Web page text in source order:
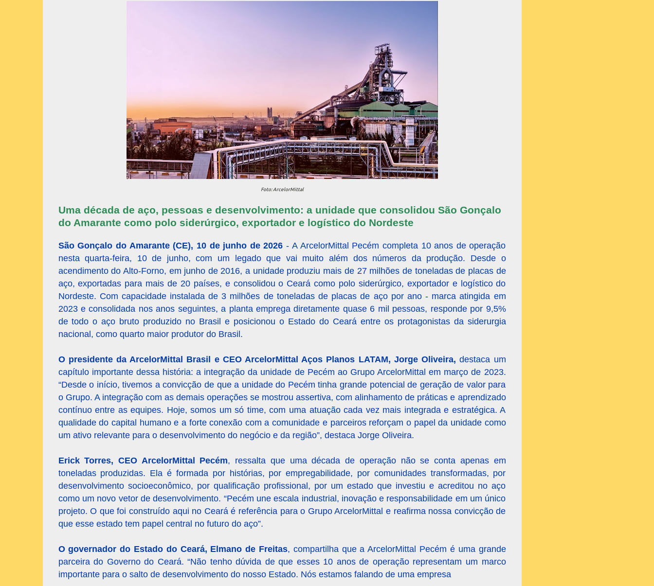
Foto: ArcelorMittal
Uma década de aço, pessoas e desenvolvimento: a unidade que consolidou São Gonçalo
do Amarante como polo siderúrgico, exportador e logístico do Nordeste
São Gonçalo do Amarante (CE), 10 de junho de 2026 - A ArcelorMittal Pecém completa 10 anos de operação
nesta quarta-feira, 10 de junho, com um legado que vai muito além dos números da produção. Desde o
acendimento do Alto-Forno, em junho de 2016, a unidade produziu mais de 27 milhões de toneladas de placas de
aço, exportadas para mais de 20 países, e consolidou o Ceará como polo siderúrgico, exportador e logístico do
Nordeste. Com capacidade instalada de 3 milhões de toneladas de placas de aço por ano - marca atingida em
2023 e consolidada nos anos seguintes, a planta emprega diretamente quase 6 mil pessoas, responde por 9,5%
de todo o aço bruto produzido no Brasil e posicionou o Estado do Ceará entre os protagonistas da siderurgia
nacional, como quarto maior produtor do Brasil.
O presidente da ArcelorMittal Brasil e CEO ArcelorMittal Aços Planos LATAM, Jorge Oliveira, destaca um
capítulo importante dessa história: a integração da unidade de Pecém ao Grupo ArcelorMittal em março de 2023.
“Desde o início, tivemos a convicção de que a unidade do Pecém tinha grande potencial de geração de valor para
o Grupo. A integração com as demais operações se mostrou assertiva, com alinhamento de práticas e aprendizado
contínuo entre as equipes. Hoje, somos um só time, com uma atuação cada vez mais integrada e estratégica. A
qualidade do capital humano e a forte conexão com a comunidade e parceiros reforçam o papel da unidade como
um ativo relevante para o desenvolvimento do negócio e da região”, destaca Jorge Oliveira.
Erick Torres, CEO ArcelorMittal Pecém, ressalta que uma década de operação não se conta apenas em
toneladas produzidas. Ela é formada por histórias, por empregabilidade, por comunidades transformadas, por
desenvolvimento socioeconômico, por qualificação profissional, por um estado que investiu e acreditou no aço
como um novo vetor de desenvolvimento. “Pecém une escala industrial, inovação e responsabilidade em um único
projeto. O que foi construído aqui no Ceará é referência para o Grupo ArcelorMittal e reafirma nossa convicção de
que esse estado tem papel central no futuro do aço”.
O governador do Estado do Ceará, Elmano de Freitas, compartilha que a ArcelorMittal Pecém é uma grande
parceira do Governo do Ceará. “Não tenho dúvida de que esses 10 anos de operação representam um marco
importante para o salto de desenvolvimento do nosso Estado. Nós estamos falando de uma empresa